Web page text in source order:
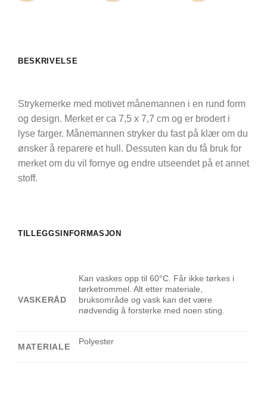
BESKRIVELSE
Strykemerke med motivet månemannen i en rund form
og design. Merket er ca 7,5 x 7,7 cm og er brodert i
lyse farger. Månemannen stryker du fast på klær om du
ønsker å reparere et hull. Dessuten kan du få bruk for
merket om du vil fornye og endre utseendet på et annet
stoff.
TILLEGGSINFORMASJON
VASKERÅD
Kan vaskes opp til 60°C. Får ikke tørkes i
tørketrommel. Alt etter materiale,
bruksområde og vask kan det være
nødvendig å forsterke med noen sting.
MATERIALE
Polyester